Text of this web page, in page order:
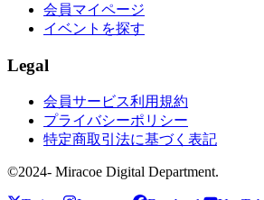
会員マイページ
イベントを探す
Legal
会員サービス利用規約
プライバシーポリシー
特定商取引法に基づく表記
©2024- Miracoe Digital Department.